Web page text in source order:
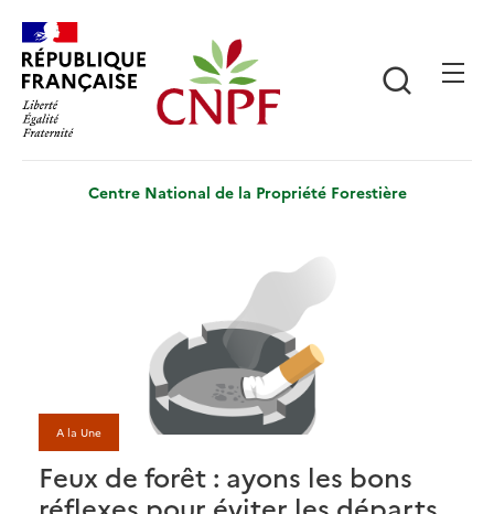
contenu
principal
Centre National de la Propriété Forestière
A la Une
Feux de forêt : ayons les bons
réflexes pour éviter les départs